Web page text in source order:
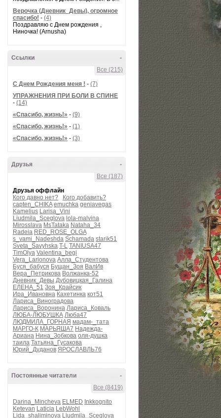
Верочка (Дневник_Девы), огромное
спасибо! - (4)
Поздравляю с Днем рождения ,
Ниночка! (Arnusha)
-
Ссылки
Все (215)
С Днем Рождения меня ! - (7)
УПРАЖНЕНИЯ ПРИ БОЛИ В СПИНЕ
- (14)
«Спасибо, жизнь!» - (9)
«Спасибо, жизнь!» - (1)
«Спасибо, жизнь!» - (3)
-
Друзья
Все (187)
Друзья оффлайн
Кого давно нет?
Кого добавить?
capten_CHIKA emuchka geniavegas
Kamelius Larisa_Vini
Liudmila_Sceglova lola-malvina
Mirosslava MsTataka Nataha_34
Radeia RED_ROSE_OLGA
s_vami_Nadeshda Schamada starik51
Sveta_Savyhska T-L TANIUSA47
TimOlya Valentina_begi
Vera_Larionova Алла_Студентова
Буся_бабуся Бущан_Зоя ВалИв
Вера_Петрикова Волжанка-52
Дневник_Девы Дубовицкая_Галина
ЕЛЕНА_51 Зоя_Крайсик
Ира_Ивановна Кахетинка кот51
Лариса_Виноградова
Лариса_Воронина Лариса_Коваль
ЛЮБА-ЛЮБУШКА Люба47
ЛЮДМИЛА_ГОРНАЯ мадам-_тата
МАРГО-К МАРЬЯША7 Надежда-
Ариана Нина_Зобкова оля-душка
таила Татьяна_Гусакова
Юрий_Дуданов ЯРОСЛАВЛЬ76
-
Постоянные читатели
Все (8419)
Darina_Mincheva ELMED Inkkognito
Ketevan Laticia LebWohl
Lida_shaliminova Liudmila_Sceglova